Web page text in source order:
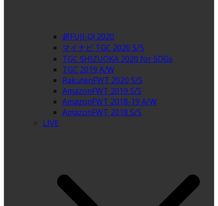
超FUJI-Q! 2020
マイナビ TGC 2020 S/S
TGC SHIZUOKA 2020 for SDGs
TGC 2019 A/W
RakutenFWT 2020 S/S
AmazonFWT 2019 S/S
AmazonFWT 2018-19 A/W
AmazonFWT 2018 S/S
LIVE